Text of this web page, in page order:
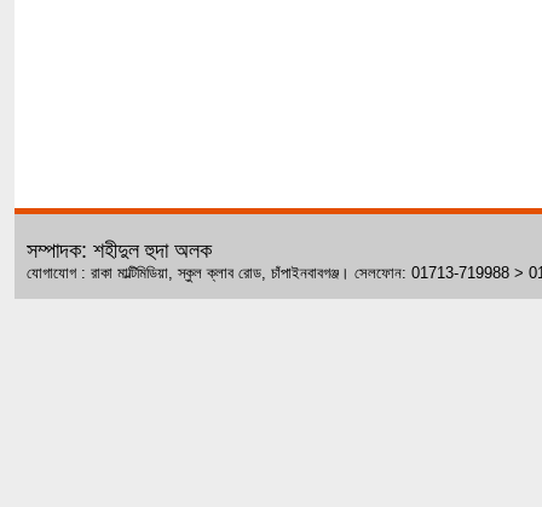
সম্পাদক: শহীদুল হুদা অলক
যোগাযোগ : রাকা মাল্টিমিডিয়া, স্কুল ক্লাব রোড, চাঁপাইনবাবগঞ্জ। সেলফোন: 01713-